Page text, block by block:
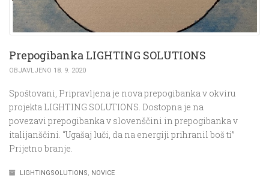
Prepogibanka LIGHTING SOLUTIONS
OBJAVLJENO 18. 9. 2020
Spoštovani, Pripravljena je nova prepogibanka v okviru
projekta LIGHTING SOLUTIONS. Dostopna je na
povezavi prepogibanka v slovenščini in prepogibanka v
italijanščini. “Ugašaj luči, da na energiji prihranil boš ti”
Prijetno branje.
LIGHTINGSOLUTIONS, NOVICE